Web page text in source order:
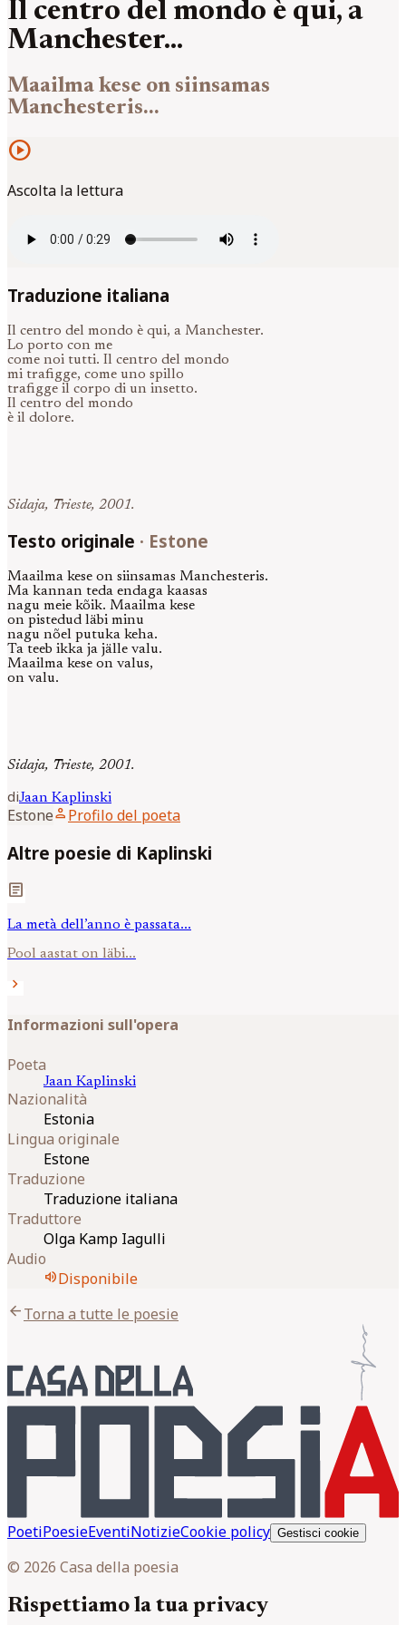
Il centro del mondo è qui, a
Manchester...
Maailma kese on siinsamas
Manchesteris...
play_circle
Ascolta la lettura
Traduzione italiana
Il centro del mondo è qui, a Manchester.
Lo porto con me
come noi tutti. Il centro del mondo
mi trafigge, come uno spillo
trafigge il corpo di un insetto.
Il centro del mondo
è il dolore.
Sidaja, Trieste, 2001.
Testo originale · Estone
Maailma kese on siinsamas Manchesteris.
Ma kannan teda endaga kaasas
nagu meie kõik. Maailma kese
on pistedud läbi minu
nagu nõel putuka keha.
Ta teeb ikka ja jälle valu.
Maailma kese on valus,
on valu.
Sidaja, Trieste, 2001.
diJaan Kaplinski
Estoneperson Profilo del poeta
Altre poesie di Kaplinski
article
La metà dell’anno è passata...
Pool aastat on läbi...
chevron_right
Informazioni sull'opera
Poeta
Jaan Kaplinski
Nazionalità
Estonia
Lingua originale
Estone
Traduzione
Traduzione italiana
Traduttore
Olga Kamp Iagulli
Audio
volume_upDisponibile
arrow_backTorna a tutte le poesie
PoetiPoesieEventiNotizieCookie policy Gestisci cookie
© 2026 Casa della poesia
Rispettiamo la tua privacy